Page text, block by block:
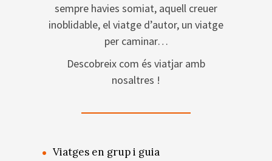
sempre havies somiat, aquell creuer
inoblidable, el viatge d’autor, un viatge
per caminar…
Descobreix com és viatjar amb
nosaltres !
Viatges en grup i guia